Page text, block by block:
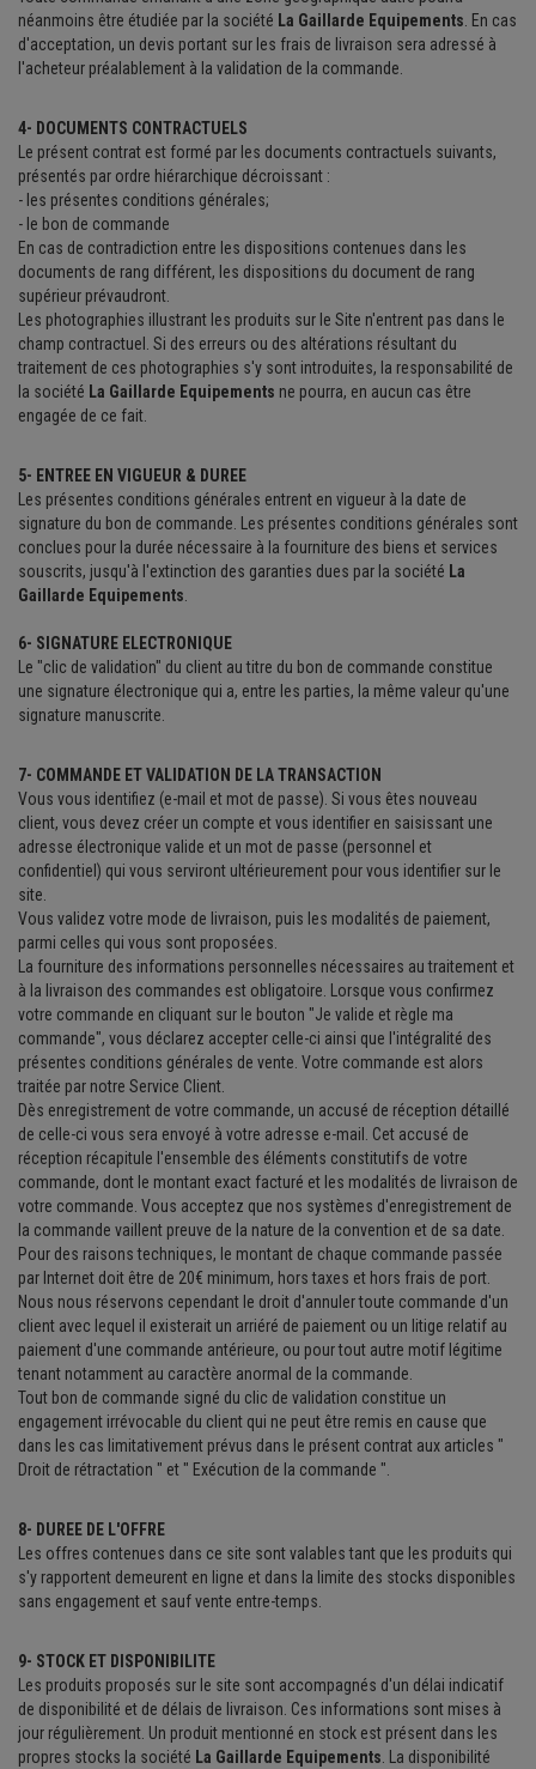
néanmoins être étudiée par la société La Gaillarde Equipements . En cas
d'acceptation, un devis portant sur les frais de livraison sera adressé à
l'acheteur préalablement à la validation de la commande.
4- DOCUMENTS CONTRACTUELS
Le présent contrat est formé par les documents contractuels suivants,
présentés par ordre hiérarchique décroissant :
- les présentes conditions générales;
- le bon de commande
En cas de contradiction entre les dispositions contenues dans les
documents de rang différent, les dispositions du document de rang
supérieur prévaudront.
Les photographies illustrant les produits sur le Site n'entrent pas dans le
champ contractuel. Si des erreurs ou des altérations résultant du
traitement de ces photographies s'y sont introduites, la responsabilité de
la société La Gaillarde Equipements ne pourra, en aucun cas être
engagée de ce fait.
5- ENTREE EN VIGUEUR & DUREE
Les présentes conditions générales entrent en vigueur à la date de
signature du bon de commande. Les présentes conditions générales sont
conclues pour la durée nécessaire à la fourniture des biens et services
souscrits, jusqu'à l'extinction des garanties dues par la société La
Gaillarde Equipements
6- SIGNATURE ELECTRONIQUE
Le "clic de validation" du client au titre du bon de commande constitue
une signature électronique qui a, entre les parties, la même valeur qu'une
signature manuscrite.
7- COMMANDE ET VALIDATION DE LA TRANSACTION
Vous vous identifiez (e-mail et mot de passe). Si vous êtes nouveau
client, vous devez créer un compte et vous identifier en saisissant une
adresse électronique valide et un mot de passe (personnel et
confidentiel) qui vous serviront ultérieurement pour vous identifier sur le
site.
Vous validez votre mode de livraison, puis les modalités de paiement,
parmi celles qui vous sont proposées.
La fourniture des informations personnelles nécessaires au traitement et
à la livraison des commandes est obligatoire. Lorsque vous confirmez
votre commande en cliquant sur le bouton "Je valide et règle ma
commande", vous déclarez accepter celle-ci ainsi que l'intégralité des
présentes conditions générales de vente. Votre commande est alors
traitée par notre Service Client.
Dès enregistrement de votre commande, un accusé de réception détaillé
de celle-ci vous sera envoyé à votre adresse e-mail. Cet accusé de
réception récapitule l'ensemble des éléments constitutifs de votre
commande, dont le montant exact facturé et les modalités de livraison de
votre commande. Vous acceptez que nos systèmes d'enregistrement de
la commande vaillent preuve de la nature de la convention et de sa date.
Pour des raisons techniques, le montant de chaque commande passée
par Internet doit être de 20€ minimum, hors taxes et hors frais de port.
Nous nous réservons cependant le droit d'annuler toute commande d'un
client avec lequel il existerait un arriéré de paiement ou un litige relatif au
paiement d'une commande antérieure, ou pour tout autre motif légitime
tenant notamment au caractère anormal de la commande.
Tout bon de commande signé du clic de validation constitue un
engagement irrévocable du client qui ne peut être remis en cause que
dans les cas limitativement prévus dans le présent contrat aux articles "
Droit de rétractation " et " Exécution de la commande ".
8- DUREE DE L'OFFRE
Les offres contenues dans ce site sont valables tant que les produits qui
s'y rapportent demeurent en ligne et dans la limite des stocks disponibles
sans engagement et sauf vente entre-temps.
9- STOCK ET DISPONIBILITE
Les produits proposés sur le site sont accompagnés d'un délai indicatif
de disponibilité et de délais de livraison. Ces informations sont mises à
jour régulièrement. Un produit mentionné en stock est présent dans les
propres stocks la société La Gaillarde Equipements . La disponibilité